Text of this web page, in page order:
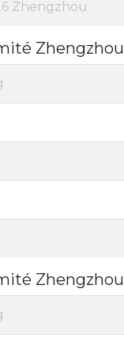
Zhengzhou
Zhengzhou
Zhengzhou